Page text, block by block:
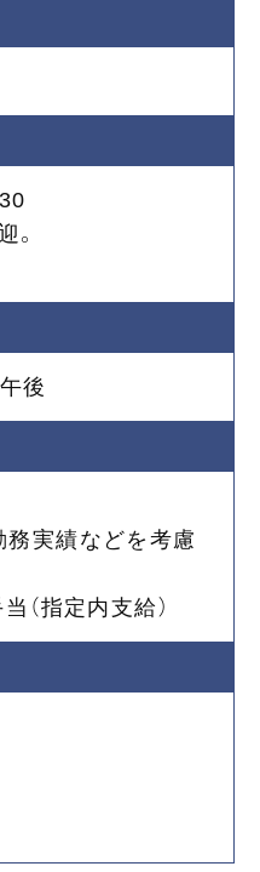
。
後
務実績などを考慮
（指定内支給）